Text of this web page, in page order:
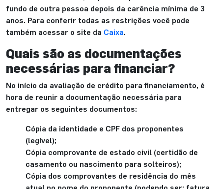
fundo de outra pessoa depois da carência mínima de 3
anos. Para conferir todas as restrições você pode
também acessar o site da Caixa.
Quais são as documentações
necessárias para financiar?
No início da avaliação de crédito para financiamento, é
hora de reunir a documentação necessária para
entregar os seguintes documentos:
Cópia da identidade e CPF dos proponentes
(legível);
Cópia comprovante de estado civil (certidão de
casamento ou nascimento para solteiros);
Cópia dos comprovantes de residência do mês